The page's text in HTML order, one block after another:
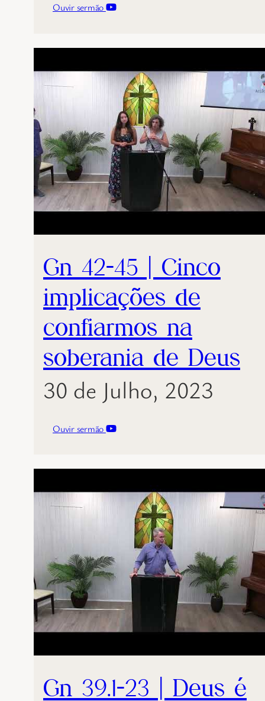
Ouvir sermão
Gn 42-45 | Cinco
implicações de
confiarmos na
soberania de Deus
30 de Julho, 2023
Ouvir sermão
Gn 39.1-23 | Deus é